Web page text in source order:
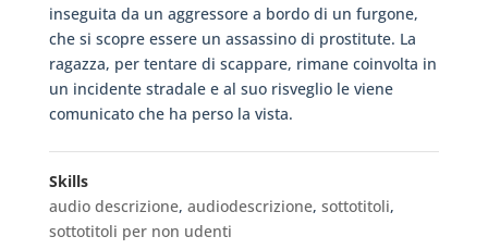
inseguita da un aggressore a bordo di un furgone,
che si scopre essere un assassino di prostitute. La
ragazza, per tentare di scappare, rimane coinvolta in
un incidente stradale e al suo risveglio le viene
comunicato che ha perso la vista.
Skills
audio descrizione, audiodescrizione, sottotitoli,
sottotitoli per non udenti